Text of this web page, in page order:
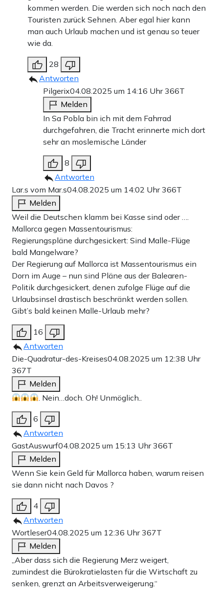
kommen werden. Die werden sich noch nach den
Touristen zurück Sehnen. Aber egal hier kann
man auch Urlaub machen und ist genau so teuer
wie da.
28
Antworten
Pilgerix04.08.2025 um 14:16 Uhr366T
Melden
In Sa Pobla bin ich mit dem Fahrrad
durchgefahren, die Tracht erinnerte mich dort
sehr an moslemische Länder
8
Antworten
Lar.s vom Mar.s04.08.2025 um 14:02 Uhr366T
Melden
Weil die Deutschen klamm bei Kasse sind oder ….
Mallorca gegen Massentourismus:
Regierungspläne durchgesickert: Sind Malle-Flüge
bald Mangelware?
Der Regierung auf Mallorca ist Massentourismus ein
Dorn im Auge – nun sind Pläne aus der Balearen-
Politik durchgesickert, denen zufolge Flüge auf die
Urlaubsinsel drastisch beschränkt werden sollen.
Gibt’s bald keinen Malle-Urlaub mehr?
16
Antworten
Die-Quadratur-des-Kreises04.08.2025 um 12:38 Uhr
367T
Melden
. Nein…doch. Oh! Unmöglich..
6
Antworten
GastAuswurf04.08.2025 um 15:13 Uhr366T
Melden
Wenn Sie kein Geld für Mallorca haben, warum reisen
sie dann nicht nach Davos ?
4
Antworten
Wortleser04.08.2025 um 12:36 Uhr367T
Melden
„Aber dass sich die Regierung Merz weigert,
zumindest die Bürokratielasten für die Wirtschaft zu
senken, grenzt an Arbeitsverweigerung.“